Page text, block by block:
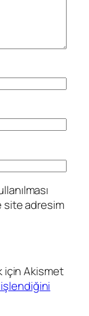
site adresim
için Akismet